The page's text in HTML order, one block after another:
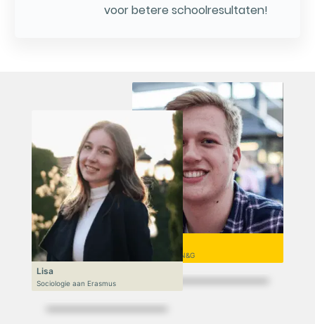
voor betere schoolresultaten!
Niek
VWO 6, N&T/N&G
Lisa
Sociologie aan Erasmus